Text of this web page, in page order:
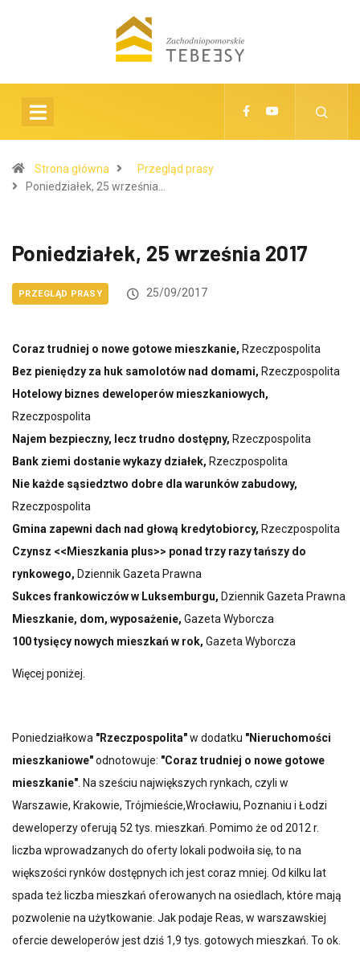
Strona główna
Przegląd prasy
Poniedziałek, 25 września…
Poniedziałek, 25 września 2017
PRZEGLĄD PRASY 25/09/2017
Coraz trudniej o nowe gotowe mieszkanie, Rzeczpospolita
Bez pieniędzy za huk samolotów nad domami, Rzeczpospolita
Hotelowy biznes deweloperów mieszkaniowych,
Rzeczpospolita
Najem bezpieczny, lecz trudno dostępny, Rzeczpospolita
Bank ziemi dostanie wykazy działek, Rzeczpospolita
Nie każde sąsiedztwo dobre dla warunków zabudowy,
Rzeczpospolita
Gmina zapewni dach nad głową kredytobiorcy, Rzeczpospolita
Czynsz <<Mieszkania plus>> ponad trzy razy tańszy do
rynkowego, Dziennik Gazeta Prawna
Sukces frankowiczów w Luksemburgu, Dziennik Gazeta Prawna
Mieszkanie, dom, wyposażenie, Gazeta Wyborcza
100 tysięcy nowych mieszkań w rok, Gazeta Wyborcza
Więcej poniżej.
Poniedziałkowa "Rzeczpospolita"w dodatku "Nieruchomości
mieszkaniowe"odnotowuje: "Coraz trudniej o nowe gotowe
mieszkanie" . Na sześciu największych rynkach, czyli w
Warszawie, Krakowie, Trójmieście,Wrocławiu, Poznaniu i Łodzi
deweloperzy oferują 52 tys. mieszkań. Pomimo że od 2012 r.
liczba wprowadzanych do oferty lokali podwoiła się, to na
większości rynków dostępnych ich jest coraz mniej. Od kilku lat
spada też liczba mieszkań oferowanych na osiedlach, które mają
pozwolenie na użytkowanie. Jak podaje Reas, w warszawskiej
ofercie deweloperów jest dziś 1,9 tys. gotowych mieszkań. To ok.